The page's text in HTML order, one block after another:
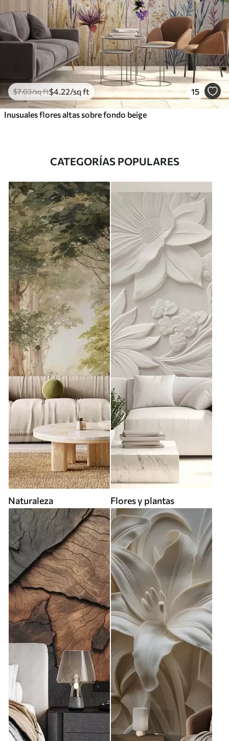
$7.03/sq ft$4 .22/sq ft 15
Inusuales flores altas sobre fondo beige
CATEGORÍAS POPULARES
Naturaleza Flores y plantas